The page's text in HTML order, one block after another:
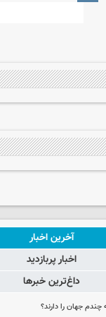
آخرین اخبار
اخبار پربازدید
داغ‌ترین خبرها
چندم جهان را دارند؟